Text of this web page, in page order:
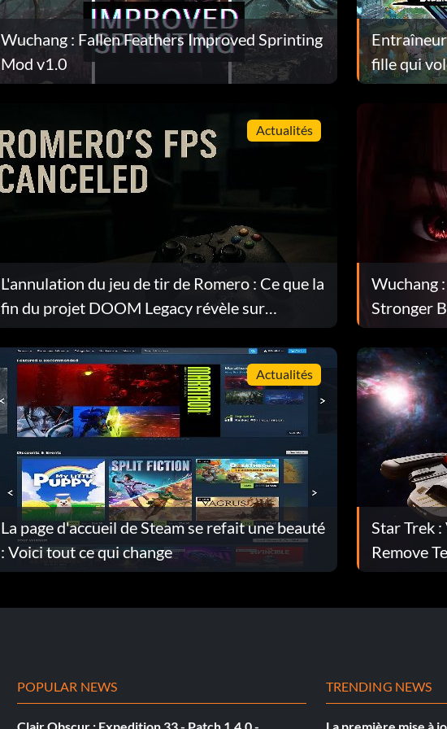
Wuchang : Fallen Feathers Improved Sprinting
Mod v1.0
fille qui
Actualités
L'annulation du jeu de tir de Romero : Ce que la
fin du projet DOOM Legacy révèle sur
l'industrie
Wuchang
Stronger
Actualités
La page d'accueil de Steam se refait une beauté
: Voici tout ce qui change
Star Trek
Remove
POPULAR NEWS TRENDING NEWS